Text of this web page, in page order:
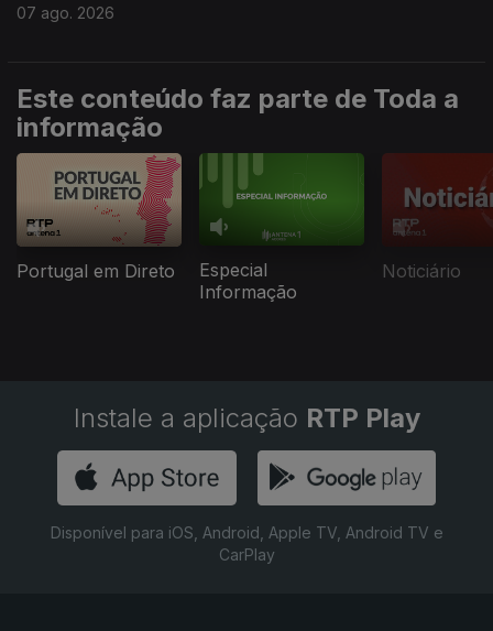
07 ago. 2026
Este conteúdo faz parte de Toda a
informação
Portugal em Direto
Especial
Informação
Noticiário
Instale a aplicação RTP Play
Disponível para iOS, Android, Apple TV, Android TV e
CarPlay